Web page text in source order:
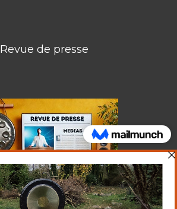
Revue de presse